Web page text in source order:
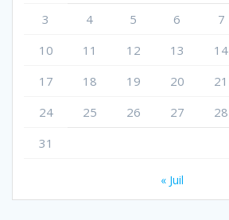
3
4 5 6 7
10
11 12 13 14
17
18 19 20 21
24
25 26 27 28
31
« Juil